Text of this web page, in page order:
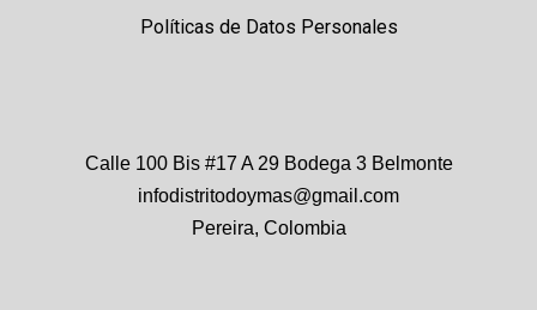
Políticas de Datos Personales
Calle 100 Bis #17 A 29 Bodega 3 Belmonte
infodistritodoymas@gmail.com
Pereira, Colombia